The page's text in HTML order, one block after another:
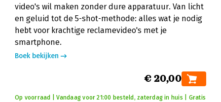
video's wil maken zonder dure apparatuur. Van licht
en geluid tot de 5-shot-methode: alles wat je nodig
hebt voor krachtige reclamevideo's met je
smartphone.
Boek bekijken
€ 20,00
Op voorraad | Vandaag voor 21:00 besteld, zaterdag in huis | Gratis